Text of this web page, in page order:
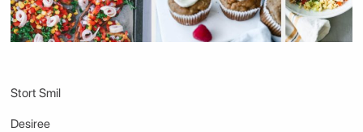
Stort Smil
Desiree